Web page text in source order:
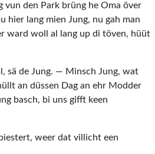
vun den Park brüng he Oma över
hier lang mien Jung, nu gah man
ward woll al lang up di töven, hüüt
sä de Jung. — Minsch Jung, wat
an düssen Dag an ehr Modder
basch, bi uns gifft keen
weer dat villicht een